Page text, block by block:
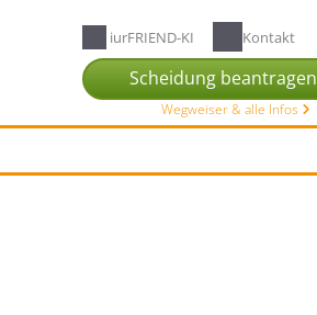
iurFRIEND-KI Kontakt
Scheidung beantragen
Wegweiser & alle Infos